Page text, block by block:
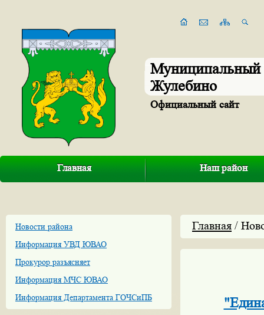
Муниципальный
Жулебино
Официальный сайт
Главная Наш район
Новости района
Информация УВД ЮВАО
Прокурор разъясняет
Информация МЧС ЮВАО
Информация Департамента ГОЧСиПБ
Главная /